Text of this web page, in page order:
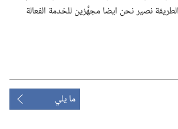
نصير نحن ايضا مجهَّزين للخدمة الفعالة
ما يلي